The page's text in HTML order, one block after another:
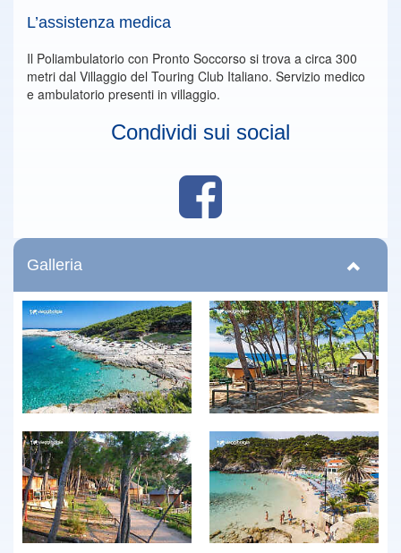
L’assistenza medica
Il Poliambulatorio con Pronto Soccorso si trova a circa 300
metri dal Villaggio del Touring Club Italiano. Servizio medico
e ambulatorio presenti in villaggio.
Condividi sui social
Galleria